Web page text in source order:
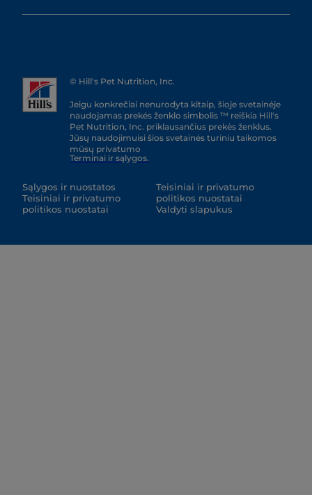
© Hill's Pet Nutrition, Inc.
Jeigu konkrečiai nenurodyta kitaip, šioje svetainėje
naudojamas prekės ženklo simbolis ™ reiškia Hill's
Pet Nutrition, Inc. priklausančius prekės ženklus.
Jūsų naudojimuisi šios svetainės turiniu taikomos
mūsų privatumo
Terminai ir sąlygos.
Sąlygos ir nuostatos
Teisiniai ir privatumo
politikos nuostatai
Teisiniai ir privatumo
politikos nuostatai
Valdyti slapukus